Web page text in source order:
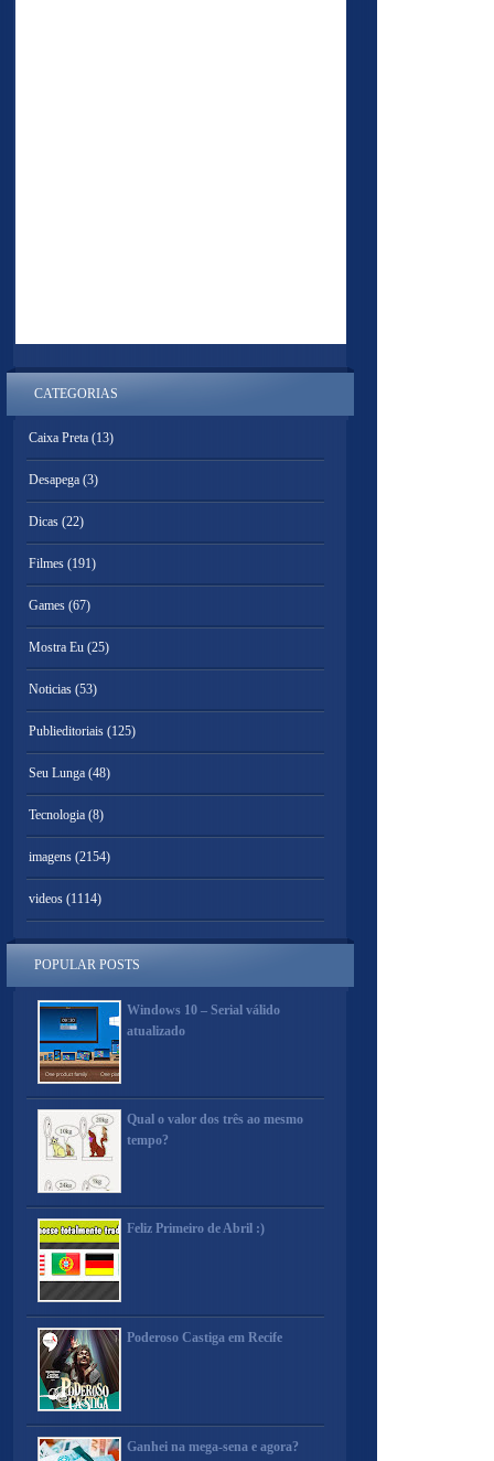
CATEGORIAS
Caixa Preta (13)
Desapega (3)
Dicas (22)
Filmes (191)
Games (67)
Mostra Eu (25)
Noticias (53)
Publieditoriais (125)
Seu Lunga (48)
Tecnologia (8)
imagens (2154)
videos (1114)
POPULAR POSTS
Windows 10 – Serial válido
atualizado
Qual o valor dos três ao mesmo
tempo?
Feliz Primeiro de Abril :)
Poderoso Castiga em Recife
Ganhei na mega-sena e agora?